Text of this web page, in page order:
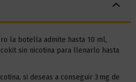
la botella admite hasta 10 ml,
sin nicotina para llenarlo hasta
si deseas a conseguir 3 mg de